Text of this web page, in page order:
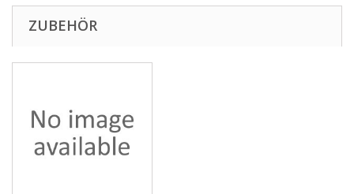
ZUBEHÖR